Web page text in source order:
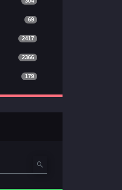
69
2417
2366
179